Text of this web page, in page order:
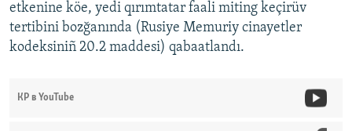
etkenine köe, yedi qırımtatar faali miting keçirüv
tertibini bozğanında (Rusiye Memuriy cinayetler
kodeksiniñ 20.2 maddesi) qabaatlandı.
КР в YouTube